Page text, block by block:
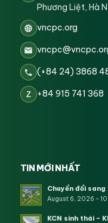
Phương Liệt, Hà
vncpc.org
(+84 24) 3868
Z +84 915 741 368
TIN MỚI NHẤT
Chuyển đổi sang
August 6, 2026 -
KCN sinh thái –